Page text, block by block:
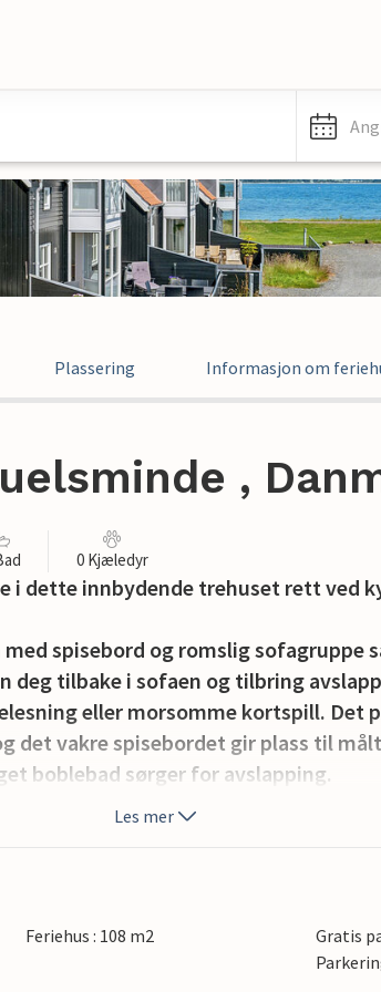
Plassering Informasjon om
,
0 Kjæledyr
i dette innbydende trehuset rett ved
spisebord og romslig sofagruppe
deg tilbake i sofaen og tilbring
eller morsomme kortspill. Det
det vakre spisebordet gir plass til
boblebad sørger for avslapping.
nyt den vakre sjøutsikten herfra.
Les mer
Feriehus : 108 m2
Gratis